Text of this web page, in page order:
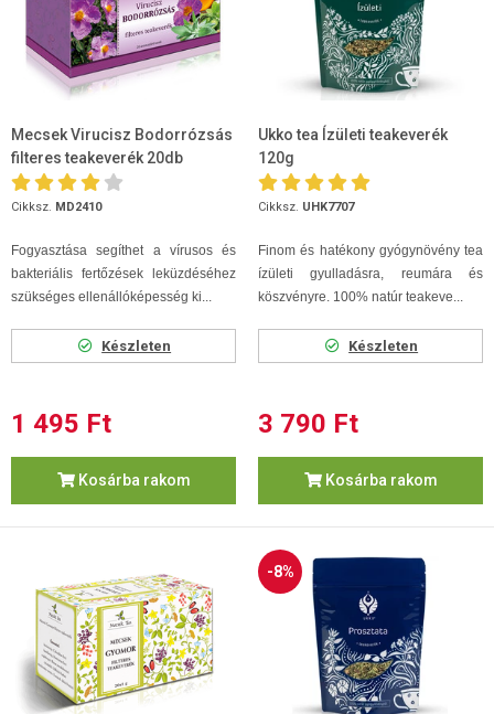
Mecsek Virucisz Bodorrózsás
filteres teakeverék 20db
Cikksz. MD2410
Fogyasztása segíthet a vírusos és
bakteriális fertőzések leküzdéséhez
szükséges ellenállóképesség ki...
Készleten
1 495 Ft
Kosárba rakom
Ukko tea Ízületi teakeverék
120g
Cikksz. UHK7707
Finom és hatékony gyógynövény tea
ízületi gyulladásra, reumára és
köszvényre. 100% natúr teakeve...
Készleten
3 790 Ft
Kosárba rakom
-8%